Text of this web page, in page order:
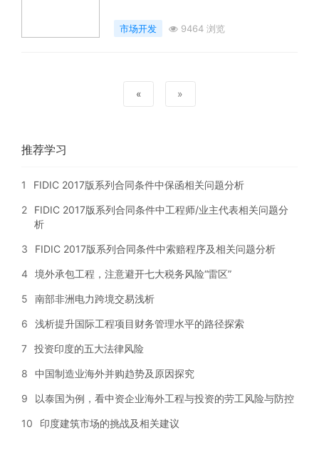
市场开发 9464 浏览
« »
推荐学习
1 FIDIC 2017版系列合同条件中保函相关问题分析
2
FIDIC 2017版系列合同条件中工程师/业主代表相关问题分
析
3 FIDIC 2017版系列合同条件中索赔程序及相关问题分析
4 境外承包工程，注意避开七大税务风险“雷区”
5 南部非洲电力跨境交易浅析
6 浅析提升国际工程项目财务管理水平的路径探索
7 投资印度的五大法律风险
8 中国制造业海外并购趋势及原因探究
9 以泰国为例，看中资企业海外工程与投资的劳工风险与防控
10 印度建筑市场的挑战及相关建议